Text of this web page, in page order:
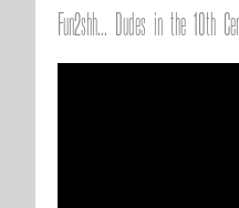
Fun2shh... Dudes in the 10th